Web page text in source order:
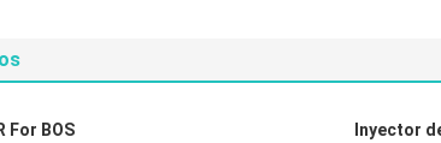
For BOS Inyector